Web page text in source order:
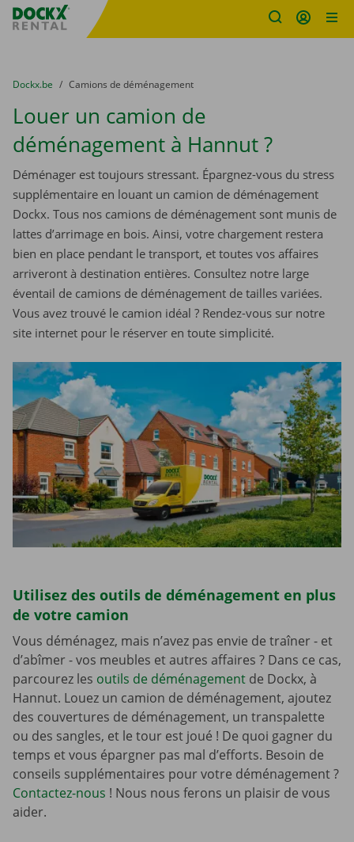
sitename
You are here:
du
Dockx.be to
Camions de déménagement
Louer un camion de
déménagement à Hannut ?
Déménager est toujours stressant. Épargnez-vous du stress
supplémentaire en louant un camion de déménagement
Dockx. Tous nos camions de déménagement sont munis de
lattes d’arrimage en bois. Ainsi, votre chargement restera
bien en place pendant le transport, et toutes vos affaires
arriveront à destination entières. Consultez notre large
éventail de camions de déménagement de tailles variées.
Vous avez trouvé le camion idéal ? Rendez-vous sur notre
site internet pour le réserver en toute simplicité.
Utilisez des outils de déménagement en plus
de votre camion
Vous déménagez, mais n’avez pas envie de traîner - et
d’abîmer - vos meubles et autres affaires ? Dans ce cas,
parcourez les outils de déménagement de Dockx, à
Hannut. Louez un camion de déménagement, ajoutez
des couvertures de déménagement, un transpalette
ou des sangles, et le tour est joué ! De quoi gagner du
temps et vous épargner pas mal d’efforts. Besoin de
conseils supplémentaires pour votre déménagement ?
Contactez-nous ! Nous nous ferons un plaisir de vous
aider.